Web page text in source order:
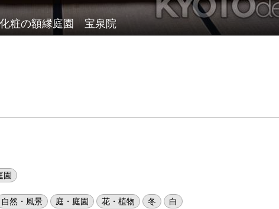
粧の額縁庭園 宝泉院
園
自然・風景 庭・庭園 花・植物 冬 白